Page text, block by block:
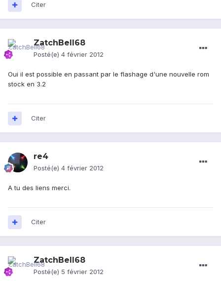
Citer
ZatchBell68
Posté(e) 4 février 2012
Oui il est possible en passant par le flashage d'une nouvelle rom
stock en 3.2
Citer
re4
Posté(e) 4 février 2012
A tu des liens merci.
Citer
ZatchBell68
Posté(e) 5 février 2012